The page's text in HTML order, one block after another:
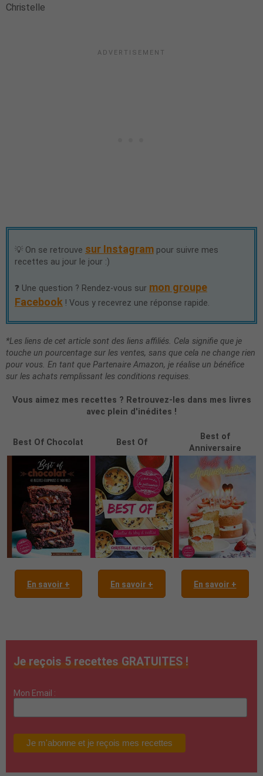
Christelle
💡 On se retrouve sur Instagram pour suivre mes
recettes au jour le jour :)
❓ Une question ? Rendez-vous sur mon groupe
Facebook ! Vous y recevrez une réponse rapide.
*Les liens de cet article sont des liens affiliés. Cela signifie que je
touche un pourcentage sur les ventes, sans que cela ne change rien
pour vous. En tant que Partenaire Amazon, je réalise un bénéfice
sur les achats remplissant les conditions requises.
Vous aimez mes recettes ? Retrouvez-les dans mes livres
avec plein d'inédites !
Best Of Chocolat Best Of
Best of
Anniversaire
En savoir + En savoir + En savoir +
Je reçois 5 recettes GRATUITES !
Mon Email :